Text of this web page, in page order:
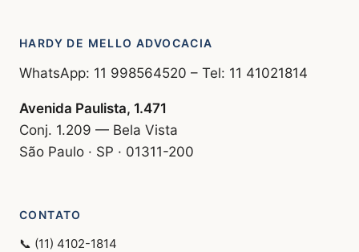
HARDY DE MELLO ADVOCACIA
WhatsApp: 11 998564520 – Tel: 11 41021814
Avenida Paulista, 1.471
Conj. 1.209 — Bela Vista
São Paulo · SP · 01311-200
CONTATO
📞 (11) 4102-1814